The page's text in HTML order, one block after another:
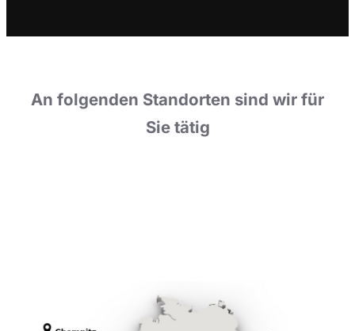
An folgenden Standorten sind wir für
Sie tätig